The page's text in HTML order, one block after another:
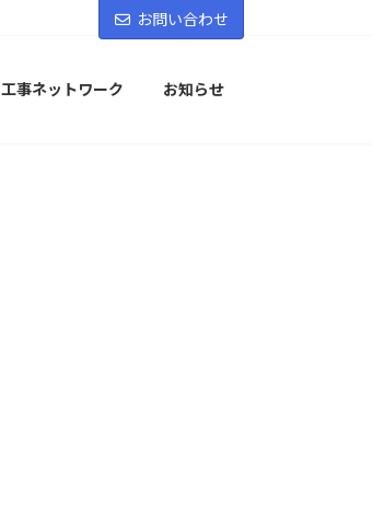
お問い合わせ
工事ネットワーク お知らせ